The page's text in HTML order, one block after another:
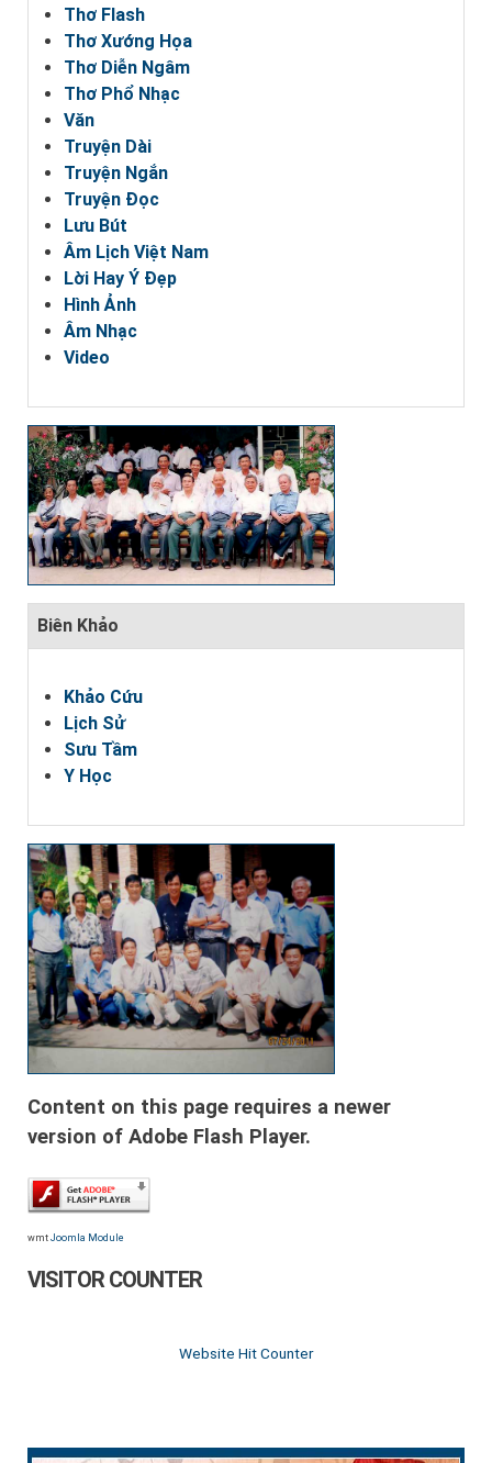
Thơ Flash
Thơ Xướng Họa
Thơ Diễn Ngâm
Thơ Phổ Nhạc
Văn
Truyện Dài
Truyện Ngắn
Truyện Đọc
Lưu Bút
Âm Lịch Việt Nam
Lời Hay Ý Đẹp
Hình Ảnh
Âm Nhạc
Video
Biên Khảo
Khảo Cứu
Lịch Sử
Sưu Tầm
Y Học
Content on this page requires a newer
version of Adobe Flash Player.
wmt Joomla Module
VISITOR COUNTER
Website Hit Counter